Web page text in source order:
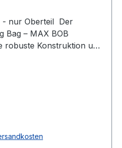
- nur Oberteil Der
Bag – MAX BOB
robuste Konstruktion und
Fixiert